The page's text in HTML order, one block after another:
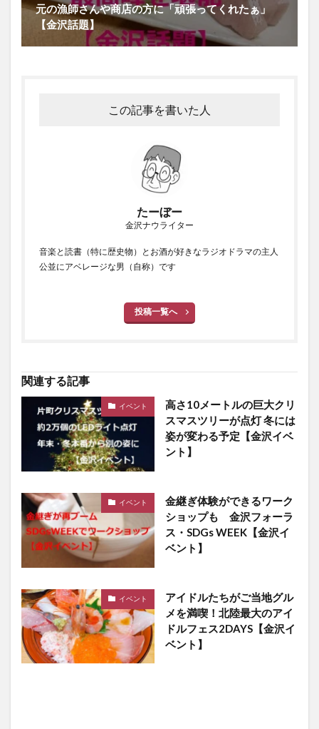
元の漁師さんや商店の方に「頑張ってくれたぁ」
【金沢話題】
この記事を書いた人
たーぼー
金沢ナウライター
音楽と読書（特に歴史物）とお酒が好きなラジオドラマの主人
公並にアベレージな男（自称）です
投稿一覧へ
関連する記事
イベント
高さ10メートルの巨大クリ
スマスツリーが点灯 冬には
姿が変わる予定【金沢イベ
ント】
イベント
金継ぎ体験ができるワーク
ショップも 金沢フォーラ
ス・SDGs WEEK【金沢イ
ベント】
イベント
アイドルたちがご当地グル
メを満喫！北陸最大のアイ
ドルフェス2DAYS【金沢イ
ベント】